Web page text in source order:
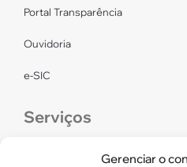
Gerenciar o
Portal Transparência
Ouvidoria
e-SIC
Serviços